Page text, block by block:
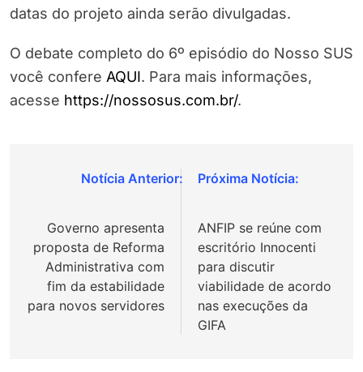
datas do projeto ainda serão divulgadas.
O debate completo do 6º episódio do Nosso SUS
você confere AQUI. Para mais informações,
acesse https://nossosus.com.br/.
Navegação
Post
Governo apresenta
proposta de Reforma
Administrativa com
fim da estabilidade
para novos servidores
ANFIP se reúne com
escritório Innocenti
para discutir
viabilidade de acordo
nas execuções da
GIFA